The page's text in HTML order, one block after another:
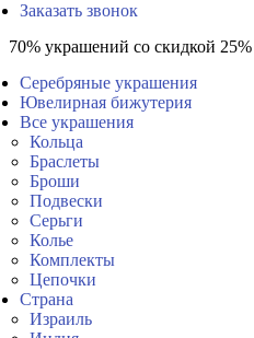
Заказать звонок
70% украшений со скидкой 25%
Серебряные украшения
Ювелирная бижутерия
Все украшения
Кольца
Браслеты
Броши
Подвески
Серьги
Колье
Комплекты
Цепочки
Страна
Израиль